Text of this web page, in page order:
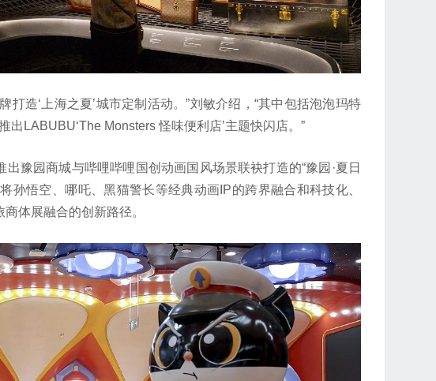
造‘上海之夏’城市定制活动。”刘敏介绍，“其中包括泡泡玛特
出LABUBU‘The Monsters 怪味便利店’主题快闪店。”
园商城与哔哩哔哩国创动画国风场景联袂打造的“豫园·夏日
孙悟空、哪吒、黑猫警长等经典动画IP的跨界融合和科技化、
体展融合的创新路径。